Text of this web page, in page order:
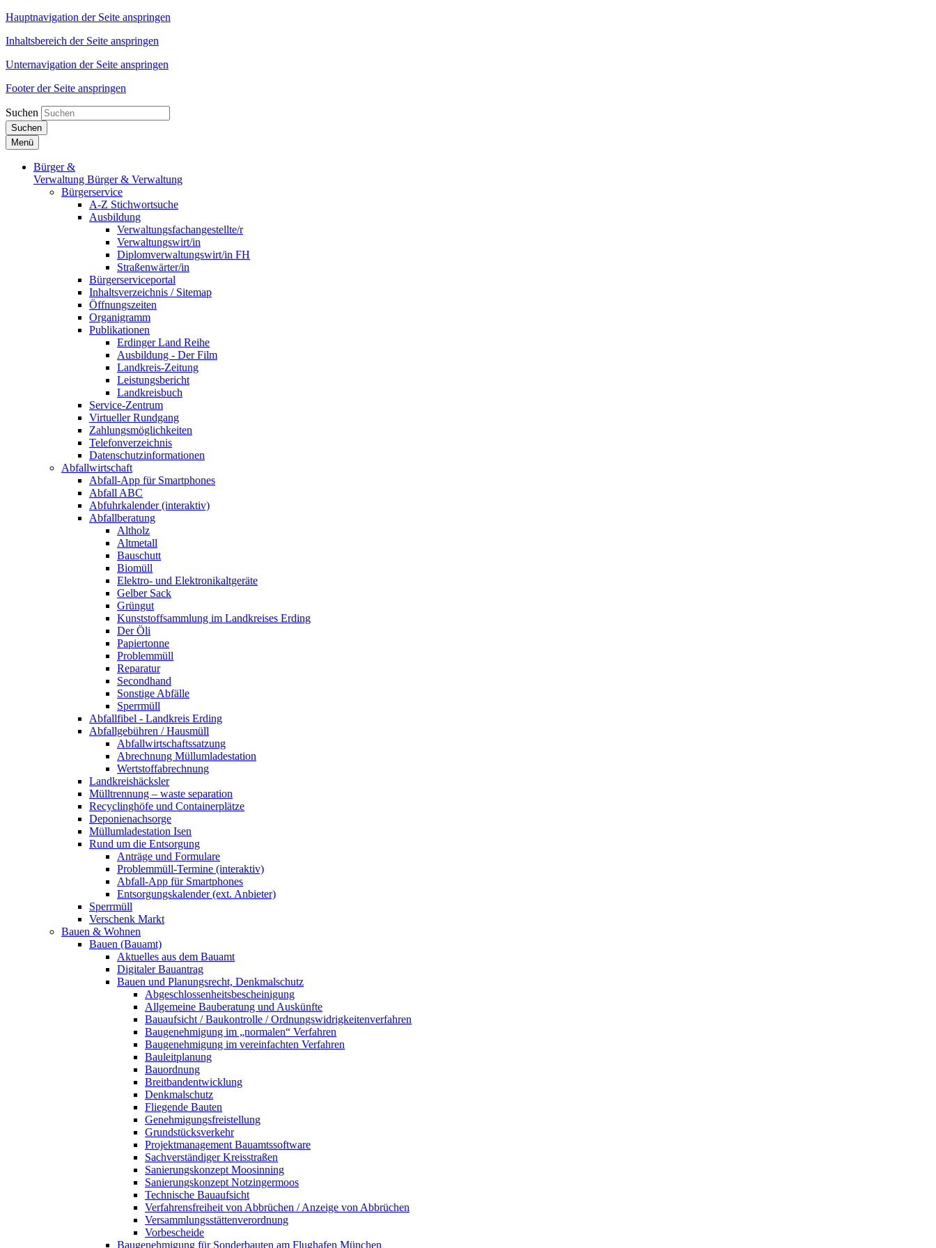
Hauptnavigation der Seite anspringen
Inhaltsbereich der Seite anspringen
Unternavigation der Seite anspringen
Footer der Seite anspringen
Suchen
Suchen
Menü
Bürger &
Verwaltung Bürger & Verwaltung
Bürgerservice
A-Z Stichwortsuche
Ausbildung
Verwaltungsfachangestellte/r
Verwaltungswirt/in
Diplomverwaltungswirt/in FH
Straßenwärter/in
Bürgerserviceportal
Inhaltsverzeichnis / Sitemap
Öffnungszeiten
Organigramm
Publikationen
Erdinger Land Reihe
Ausbildung - Der Film
Landkreis-Zeitung
Leistungsbericht
Landkreisbuch
Service-Zentrum
Virtueller Rundgang
Zahlungsmöglichkeiten
Telefonverzeichnis
Datenschutzinformationen
Abfallwirtschaft
Abfall-App für Smartphones
Abfall ABC
Abfuhrkalender (interaktiv)
Abfallberatung
Altholz
Altmetall
Bauschutt
Biomüll
Elektro- und Elektronikaltgeräte
Gelber Sack
Grüngut
Kunststoffsammlung im Landkreises Erding
Der Öli
Papiertonne
Problemmüll
Reparatur
Secondhand
Sonstige Abfälle
Sperrmüll
Abfallfibel - Landkreis Erding
Abfallgebühren / Hausmüll
Abfallwirtschaftssatzung
Abrechnung Müllumladestation
Wertstoffabrechnung
Landkreishäcksler
Mülltrennung – waste separation
Recyclinghöfe und Containerplätze
Deponienachsorge
Müllumladestation Isen
Rund um die Entsorgung
Anträge und Formulare
Problemmüll-Termine (interaktiv)
Abfall-App für Smartphones
Entsorgungskalender (ext. Anbieter)
Sperrmüll
Verschenk Markt
Bauen & Wohnen
Bauen (Bauamt)
Aktuelles aus dem Bauamt
Digitaler Bauantrag
Bauen und Planungsrecht, Denkmalschutz
Abgeschlossenheitsbescheinigung
Allgemeine Bauberatung und Auskünfte
Bauaufsicht / Baukontrolle / Ordnungswidrigkeitenverfahren
Baugenehmigung im „normalen“ Verfahren
Baugenehmigung im vereinfachten Verfahren
Bauleitplanung
Bauordnung
Breitbandentwicklung
Denkmalschutz
Fliegende Bauten
Genehmigungsfreistellung
Grundstücksverkehr
Projektmanagement Bauamtssoftware
Sachverständiger Kreisstraßen
Sanierungskonzept Moosinning
Sanierungskonzept Notzingermoos
Technische Bauaufsicht
Verfahrensfreiheit von Abbrüchen / Anzeige von Abbrüchen
Versammlungsstättenverordnung
Vorbescheide
Baugenehmigung für Sonderbauten am Flughafen München